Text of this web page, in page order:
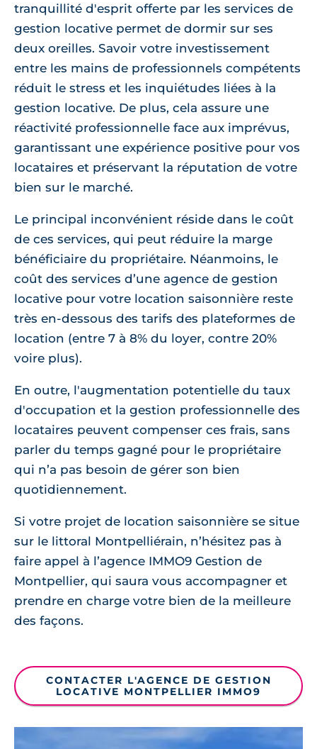
tranquillité d'esprit offerte par les services de
gestion locative permet de dormir sur ses
deux oreilles. Savoir votre investissement
entre les mains de professionnels compétents
réduit le stress et les inquiétudes liées à la
gestion locative. De plus, cela assure une
réactivité professionnelle face aux imprévus,
garantissant une expérience positive pour vos
locataires et préservant la réputation de votre
bien sur le marché.
Le principal inconvénient réside dans le coût
de ces services, qui peut réduire la marge
bénéficiaire du propriétaire. Néanmoins, le
coût des services d’une agence de gestion
locative pour votre location saisonnière reste
très en-dessous des tarifs des plateformes de
location (entre 7 à 8% du loyer, contre 20%
voire plus).
En outre, l'augmentation potentielle du taux
d'occupation et la gestion professionnelle des
locataires peuvent compenser ces frais, sans
parler du temps gagné pour le propriétaire
qui n’a pas besoin de gérer son bien
quotidiennement.
Si votre projet de location saisonnière se situe
sur le littoral Montpelliérain, n’hésitez pas à
faire appel à l’agence IMMO9 Gestion de
Montpellier, qui saura vous accompagner et
prendre en charge votre bien de la meilleure
des façons.
CONTACTER L'AGENCE DE GESTION
LOCATIVE MONTPELLIER IMMO9